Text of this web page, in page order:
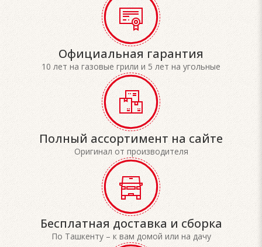
Официальная гарантия
10 лет на газовые грили и 5 лет на угольные
Полный ассортимент на сайте
Оригинал от производителя
Бесплатная доставка и сборка
По Ташкенту – к вам домой или на дачу